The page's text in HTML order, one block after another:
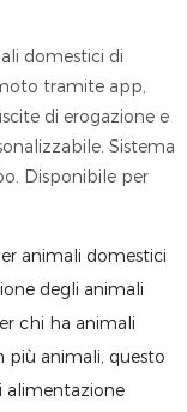
domestici di
tramite app,
di erogazione e
Sistema
Disponibile per
animali domestici
degli animali
chi ha animali
più animali, questo
alimentazione